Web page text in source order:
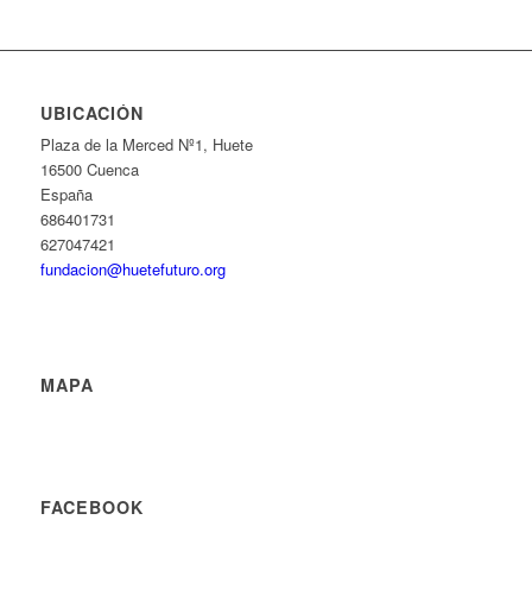
UBICACIÓN
Plaza de la Merced Nº1, Huete
16500 Cuenca
España
686401731
627047421
fundacion@huetefuturo.org
MAPA
FACEBOOK